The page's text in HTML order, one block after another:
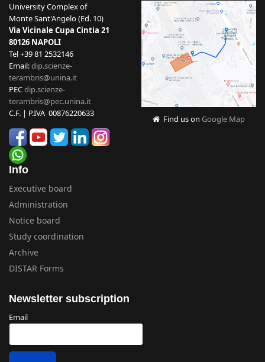
University Complex of
Monte Sant'Angelo (Ed. 10)
Via Vicinale Cupa Cintia 21
80126 NAPOLI
Tel +39 81 2532146
Email:dip.scienze-
terambris@unina.it
PECdip.scienze-
terambris@pec.unina.it
C.F. | P.IVA 00876220633
Find us on Google Map
Info
Executive board
Administration
Notice board
Study coordination
Archive
DISTAR Forms
Newsletter subscription
Email